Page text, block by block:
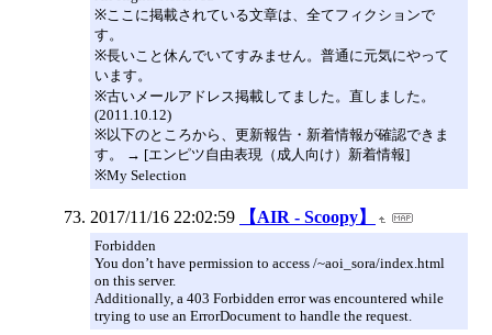
※ここに掲載されている文章は、全てフィクションで
す。
※長いこと休んでいてすみません。普通に元気にやって
います。
※古いメールアドレス掲載してました。直しました。
(2011.10.12)
※以下のところから、更新報告・新着情報が確認できま
す。 → [エンピツ自由表現（成人向け）新着情報]
※My Selection
2017/11/16 22:02:59 【AIR - Scoopy】
Forbidden
You don’t have permission to access /~aoi_sora/index.html
on this server.
Additionally, a 403 Forbidden error was encountered while
trying to use an ErrorDocument to handle the request.